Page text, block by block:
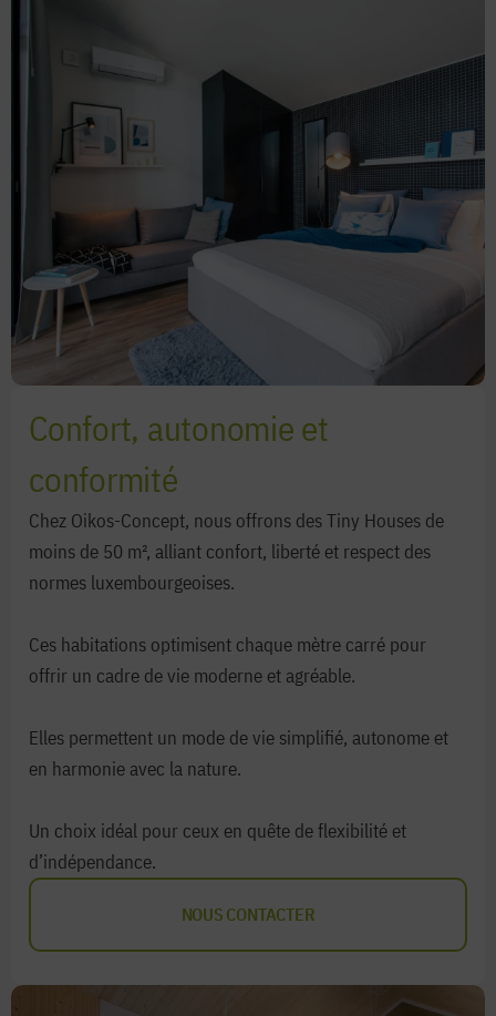
Confort, autonomie et
conformité
Chez Oikos-Concept, nous offrons des Tiny Houses de
moins de 50 m², alliant confort, liberté et respect des
normes luxembourgeoises.
Ces habitations optimisent chaque mètre carré pour
offrir un cadre de vie moderne et agréable.
Elles permettent un mode de vie simplifié, autonome et
en harmonie avec la nature.
Un choix idéal pour ceux en quête de flexibilité et
d’indépendance.
NOUS CONTACTER